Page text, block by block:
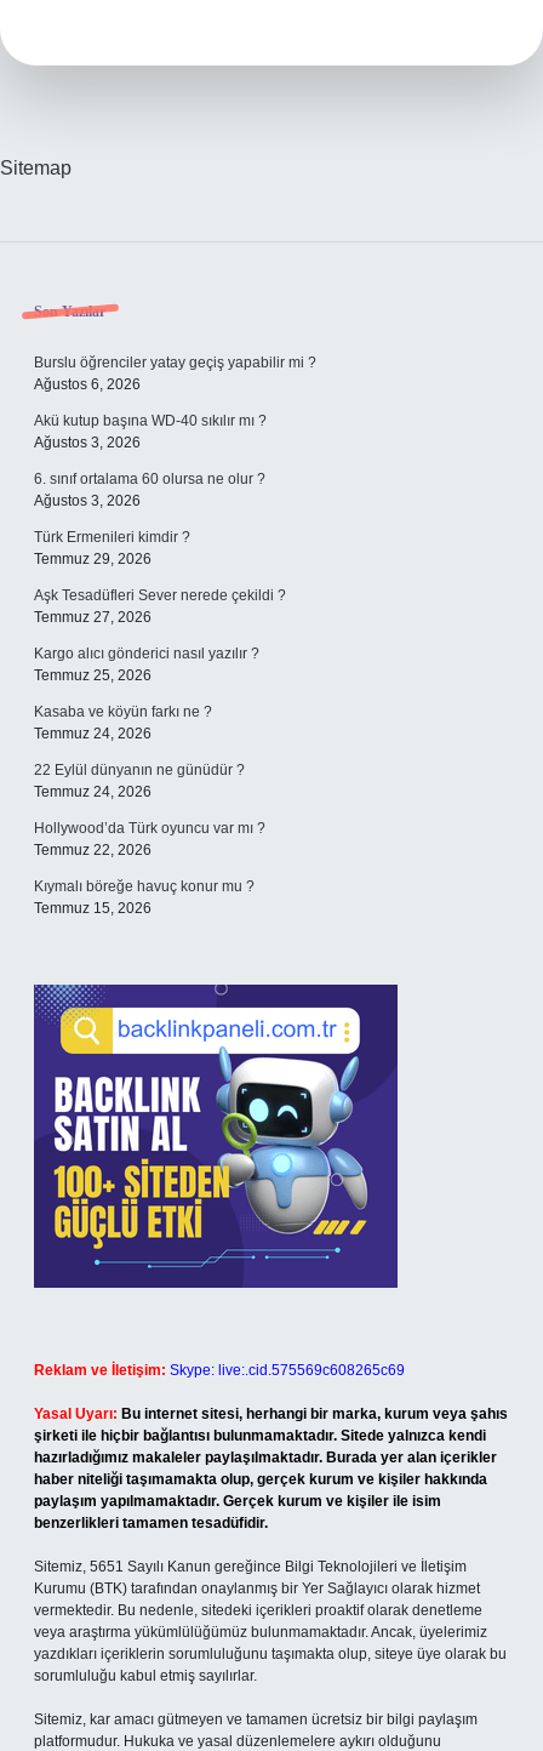
Sitemap
Sidebar
Son Yazılar
Burslu öğrenciler yatay geçiş yapabilir mi ?
Ağustos 6, 2026
Akü kutup başına WD-40 sıkılır mı ?
Ağustos 3, 2026
6. sınıf ortalama 60 olursa ne olur ?
Ağustos 3, 2026
Türk Ermenileri kimdir ?
Temmuz 29, 2026
Aşk Tesadüfleri Sever nerede çekildi ?
Temmuz 27, 2026
Kargo alıcı gönderici nasıl yazılır ?
Temmuz 25, 2026
Kasaba ve köyün farkı ne ?
Temmuz 24, 2026
22 Eylül dünyanın ne günüdür ?
Temmuz 24, 2026
Hollywood’da Türk oyuncu var mı ?
Temmuz 22, 2026
Kıymalı böreğe havuç konur mu ?
Temmuz 15, 2026
Reklam ve İletişim: Skype: live:.cid.575569c608265c69
Yasal Uyarı: Bu internet sitesi, herhangi bir marka, kurum veya şahıs
şirketi ile hiçbir bağlantısı bulunmamaktadır. Sitede yalnızca kendi
hazırladığımız makaleler paylaşılmaktadır. Burada yer alan içerikler
haber niteliği taşımamakta olup, gerçek kurum ve kişiler hakkında
paylaşım yapılmamaktadır. Gerçek kurum ve kişiler ile isim
benzerlikleri tamamen tesadüfidir.
Sitemiz, 5651 Sayılı Kanun gereğince Bilgi Teknolojileri ve İletişim
Kurumu (BTK) tarafından onaylanmış bir Yer Sağlayıcı olarak hizmet
vermektedir. Bu nedenle, sitedeki içerikleri proaktif olarak denetleme
veya araştırma yükümlülüğümüz bulunmamaktadır. Ancak, üyelerimiz
yazdıkları içeriklerin sorumluluğunu taşımakta olup, siteye üye olarak bu
sorumluluğu kabul etmiş sayılırlar.
Sitemiz, kar amacı gütmeyen ve tamamen ücretsiz bir bilgi paylaşım
platformudur. Hukuka ve yasal düzenlemelere aykırı olduğunu